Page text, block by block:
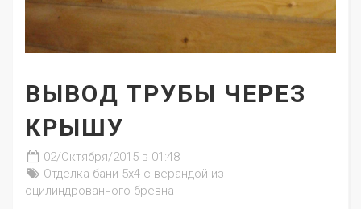
ВЫВОД ТРУБЫ ЧЕРЕЗ
КРЫШУ
02/Октября/2015 в 01:48
Отделка бани 5х4 с верандой из
оцилиндрованного бревна